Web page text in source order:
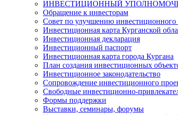
ИНВЕСТИЦИОННЫЙ
Обращение к инвесторам
Совет по улучшению инвестиционного
Инвестиционная карта Курганской
Инвестиционная декларация
Инвестиционный паспорт
Инвестиционная карта города Кургана
План создания инвестиционных
Инвестиционное законодательство
Сопровождение инвестиционного
Свободные инвестиционно-
Формы поддержки
Выставки, семинары, форумы